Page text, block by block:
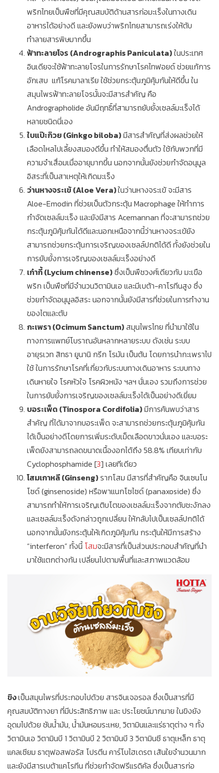
พริกไทยเป็นพืชที่มีคุณสมบัติด้านสารก่อมะเร็งในทางเดิน
อาหารได้อย่างดี และยังพบว่าพริกไทยสามารถเร่งให้ตับ
ทำลายสารพิษมากขึ้น
ฟ้าทะลายโจร (Andrographis Paniculata)ในประเทศ
อินเดียจะใช้ฟ้าทะลายโจรในการรักษาโรคไทฟอยด์ ช่วยแก้การ
อักเสบ แก้โรคมาลาเรีย ใช้ช่วยกระตุ้นภูมิคุ้มกันให้ดีขึ้น ใน
สมุนไพรฟ้าทะลายโจรนั้นจะมีสารสำคัญ คือ
Andrographolide อันมีฤทธิ์ที่สามารถยับยั้งเซลล์มะเร็งได้
หลายชนิดนี่เอง
ใบแป๊ะก๊วย (Ginkgo biloba)มีสารสำคัญที่ส่งผลช่วยให้
เลือดไหลไปเลี้ยงสมองดีขึ้น ทำให้สมองตื่นตัว ใช้กับพวกที่มี
ความจำเสื่อมเมื่ออายุมากขึ้น นอกจากนั้นยังช่วยกำจัดอนุมูล
อิสระที่เป็นสาเหตุให้เกิดมะเร็ง
ว่านหางจระเข้ (Aloe Vera)ในว่านหางจระเข้ จะมีสาร
Aloe-Emodin ที่ช่วยเป็นตัวกระตุ้น Macrophage ให้ทำการ
กำจัดเซลล์มะเร็ง และยังมีสาร Acemannan ที่จะสามารถช่วย
กระตุ้นภูมิคุ้มกันได้ดีและนอกเหนือจากนี้ว่านหางจระเข้ยัง
สามารถช่วยกระตุ้นการเจริญของเซลล์ปกติได้ดี ทั้งยังช่วยใน
การยับยั้งการเจริญของเซลล์มะเร็งอย่างดี
เก๋ากี้ (Lycium chinense)ซึ่งเป็นพืชวงศ์เดียวกับ มะเขือ
พริก เป็นพืชที่มีจำนวนวิตามินเอ และมีเบต้า-คาโรทีนสูง ซึ่ง
ช่วยกำจัดอนุมูลอิสระ นอกจากนั้นยังมีสารที่ช่วยในการทำงาน
ของไตและตับ
กะเพรา (Ocimum Sanctum)สมุนไพรไทย ที่นำมาใช้ใน
ทางการแพทย์โบราณอันหลากหลายระบบ ดังเช่น ระบบ
อายุรเวท สิทธา ยูนานิ กรีก โรมัน เป็นต้น โดยการนำกะเพราไป
ใช้ ในการรักษาโรคที่เกี่ยวกับระบบทางเดินอาหาร ระบบทาง
เดินหายใจ โรคหัวใจ โรคผิวหนัง ฯลฯ นั่นเอง รวมถึงการช่วย
ในการยับยั้งการเจริญของเซลล์มะเร็งได้เป็นอย่างดีเยี่ยม
บอระเพ็ด (Tinospora Cordifolia)มีการค้นพบว่าสาร
สำคัญ ที่ได้มาจากบอระเพ็ด จะสามารถช่วยกระตุ้นภูมิคุ้มกัน
ได้เป็นอย่างดีโดยการเพิ่มระดับเม็ดเลือดขาวนั่นเอง และบอระ
เพ็ดยังสามารถลดขนาดเนื้องอกได้ถึง 58.8% เทียบเท่ากับ
Cyclophosphamide [3] เลยทีเดียว
โสมเกาหลี (Ginseng)รากโสม มีสารที่สำคัญคือ จินเซนโน
โซด์ (ginsenoside) หรือพาแนกโซไซด์ (panaxoside) ซึ่ง
สามารถทำให้การเจริญเติบโตของเซลล์มะเร็งจากตับชะงักลง
และเซลล์มะเร็งดังกล่าวถูกเปลี่ยน ให้กลับไปเป็นเซลล์ปกติได้
นอกจากนั้นยังกระตุ้นให้เกิดภูมิคุ้มกัน กระตุ้นให้มีการสร้าง
“interferon” ทั้งนี้โสมจะมีสารที่เป็นส่วนประกอบสำคัญที่นำ
มาใช้แตกต่างกัน เปลี่ยนไปตามพื้นที่และสภาพแวดล้อม
ขิงเป็นสมุนไพรที่ประกอบไปด้วย สารจินเจอรอล ซึ่งเป็นสารที่มี
คุณสมบัติทางยา ที่มีประสิทธิภาพ และ ประโยชน์มากมาย ในขิงยัง
อุดมไปด้วย ชันน้ำมัน, น้ำมันหอมระเหย, วิตามินและแร่ธาตุต่าง ๆ ทั้ง
วิตามินเอ วิตามินบี 1 วิตามินบี 2 วิตามินบี 3 วิตามินซี ธาตุเหล็ก ธาตุ
แคลเซียม ธาตุฟอสฟอรัส โปรตีน คาร์โบไฮเดรต เส้นใยจำนวนมาก
และยังมีสารเบต้าแคโรทีน ที่ช่วยกำจัดฟรีแรดิคัล ซึ่งเป็นสารก่อ